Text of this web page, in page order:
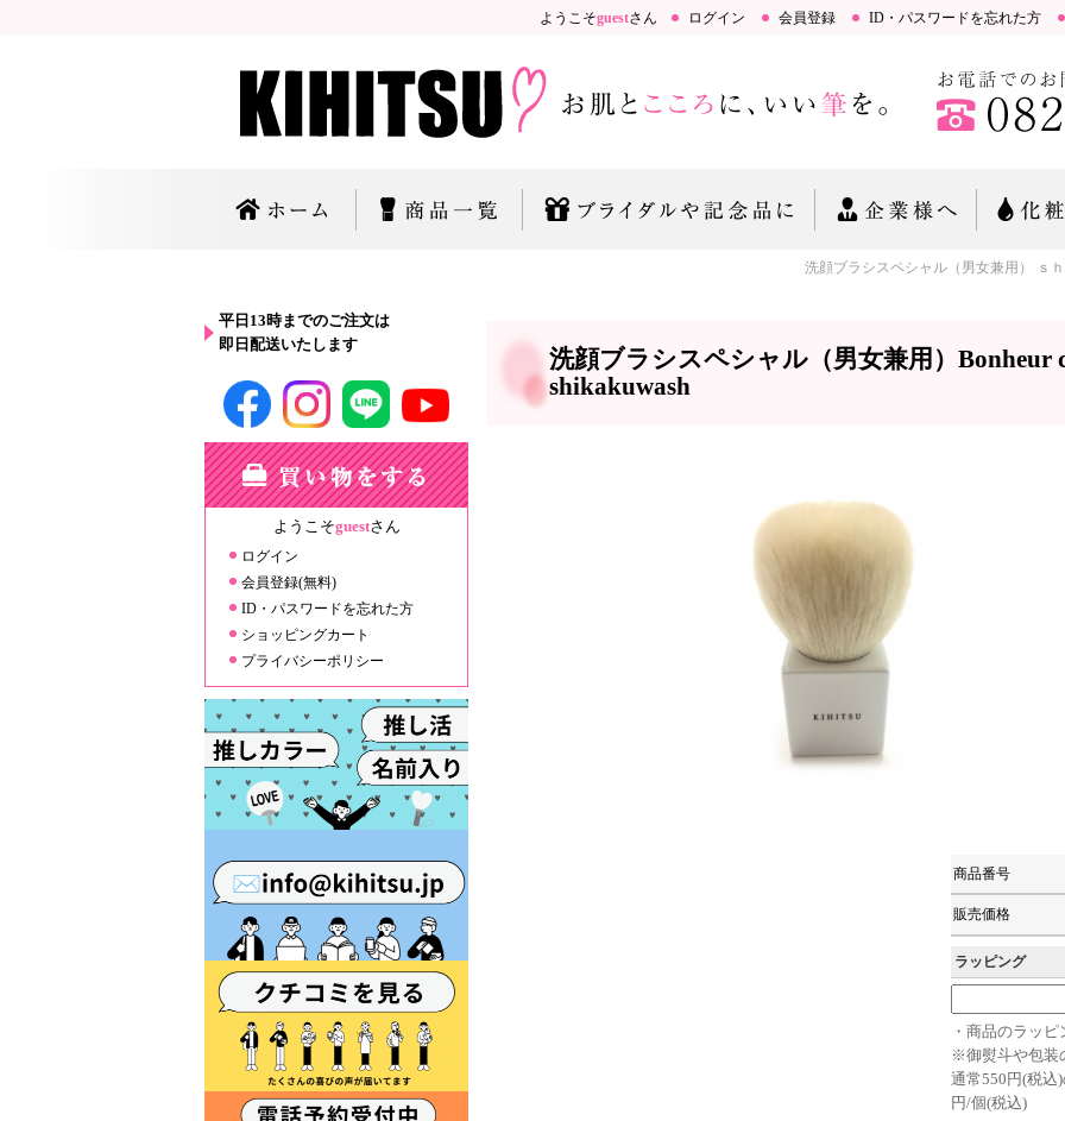
ログイン 会員登録 ID・パスワードを忘れた方
ようこそguestさん
洗顔ブラシスペシャル（男女兼用） ｓｈｉｋ
平日13時までのご注文は
即日配送いたします
ようこそguestさん
ログイン
会員登録(無料)
ID・パスワードを忘れた方
ショッピングカート
プライバシーポリシー
洗顔ブラシスペシャル（男女兼用）Bonheur
shikakuwash
商品番号
販売価格
ラッピング
・商品のラッ
※御熨斗や包装
通常550円(税込
円/個(税込)